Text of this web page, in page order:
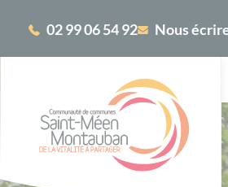
02 99 06 54 92 Nous